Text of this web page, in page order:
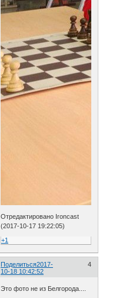
Отредактировано Ironcast
(2017-10-17 19:22:05)
+1
Поделиться 4
2017-
10-18 10:42:52
Это фото не из Белгорода....